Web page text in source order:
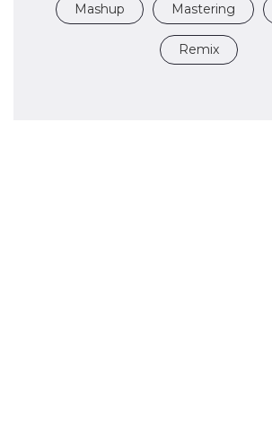
Mashup Mastering
Remix